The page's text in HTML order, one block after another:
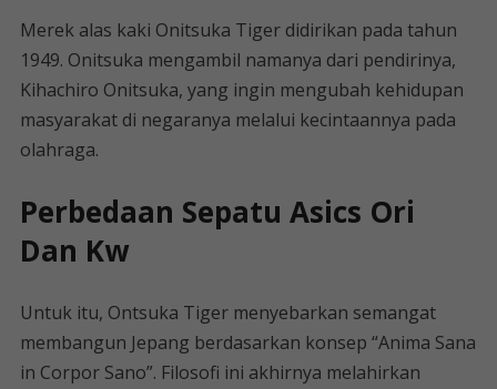
Merek alas kaki Onitsuka Tiger didirikan pada tahun
1949. Onitsuka mengambil namanya dari pendirinya,
Kihachiro Onitsuka, yang ingin mengubah kehidupan
masyarakat di negaranya melalui kecintaannya pada
olahraga.
Perbedaan Sepatu Asics Ori
Dan Kw
Untuk itu, Ontsuka Tiger menyebarkan semangat
membangun Jepang berdasarkan konsep “Anima Sana
in Corpor Sano”. Filosofi ini akhirnya melahirkan